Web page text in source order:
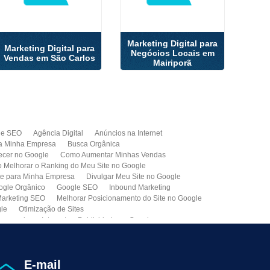
Marketing Digital para
Vendas em São Carlos
Marketing Digital para
Negócios Locais em
Mairiporã
SEO Agência Digital
Anúncios na Internet
Minha Empresa
Busca Orgânica
no Google
Como Aumentar Minhas Vendas
Melhorar o Ranking do Meu Site no Google
para Minha Empresa
Divulgar Meu Site no Google
Orgânico Google SEO
Inbound Marketing
SEO
Melhorar Posicionamento do Site no Google
Otimização de Sites
na Internet
Publicidade no Google
de Clientes
E-mail